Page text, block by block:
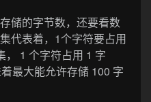
储的字节数，还要看数
代表着，1个字符要占用
， 1 个字符占用 1 字
最大能允许存储 100 字